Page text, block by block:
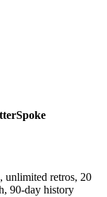
unlimited retros, 20
90-day history